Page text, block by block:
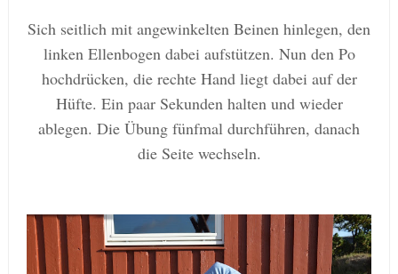
Sich seitlich mit angewinkelten Beinen hinlegen, den
linken Ellenbogen dabei aufstützen. Nun den Po
hochdrücken, die rechte Hand liegt dabei auf der
Hüfte. Ein paar Sekunden halten und wieder
ablegen. Die Übung fünfmal durchführen, danach
die Seite wechseln.